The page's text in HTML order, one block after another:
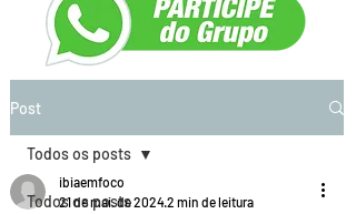
Post
Todos os posts
Todos os posts
ibiaemfoco
21 de mai. de 20242 min de leitura